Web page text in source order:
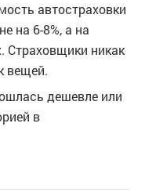
автостраховки
на 6-8%, а на
Страховщики никак
вещей.
дешевле или
в